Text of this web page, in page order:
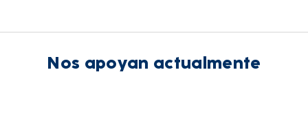
Nos apoyan actualmente